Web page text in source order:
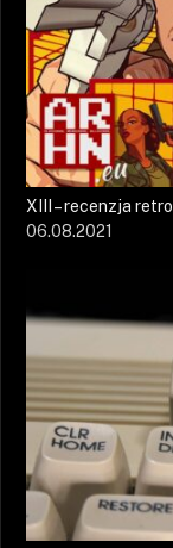
XIII – recenzja retro
06.08.2021